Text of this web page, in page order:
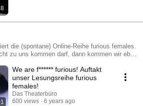
die (spontane) Online-Reihe furious females.
zu uns kommen darf, dann kommen wir eben
We are f****** furious! Auftakt
unser Lesungsreihe furious
females!
Das Theaterbüro
600 views
6 years ago